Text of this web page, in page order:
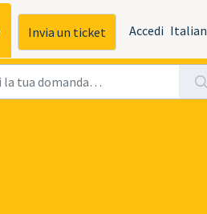
Invia un ticket Accedi Italian